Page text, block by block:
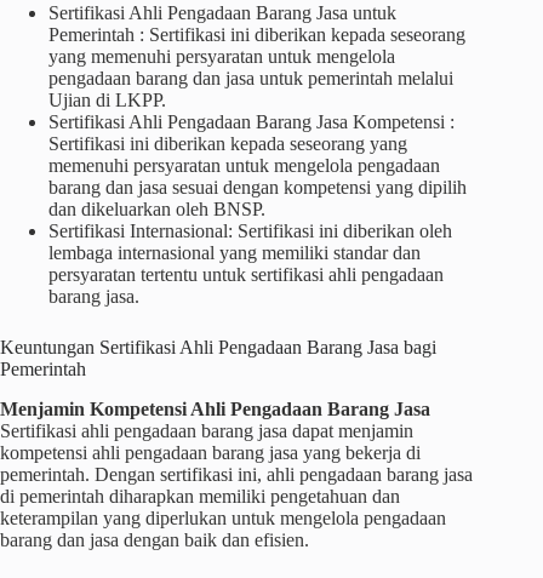
Sertifikasi Ahli Pengadaan Barang Jasa untuk
Pemerintah : Sertifikasi ini diberikan kepada seseorang
yang memenuhi persyaratan untuk mengelola
pengadaan barang dan jasa untuk pemerintah melalui
Ujian di LKPP.
Sertifikasi Ahli Pengadaan Barang Jasa Kompetensi :
Sertifikasi ini diberikan kepada seseorang yang
memenuhi persyaratan untuk mengelola pengadaan
barang dan jasa sesuai dengan kompetensi yang dipilih
dan dikeluarkan oleh BNSP.
Sertifikasi Internasional: Sertifikasi ini diberikan oleh
lembaga internasional yang memiliki standar dan
persyaratan tertentu untuk sertifikasi ahli pengadaan
barang jasa.
Keuntungan Sertifikasi Ahli Pengadaan Barang Jasa bagi
Pemerintah
Menjamin Kompetensi Ahli Pengadaan Barang Jasa
Sertifikasi ahli pengadaan barang jasa dapat menjamin
kompetensi ahli pengadaan barang jasa yang bekerja di
pemerintah. Dengan sertifikasi ini, ahli pengadaan barang jasa
di pemerintah diharapkan memiliki pengetahuan dan
keterampilan yang diperlukan untuk mengelola pengadaan
barang dan jasa dengan baik dan efisien.